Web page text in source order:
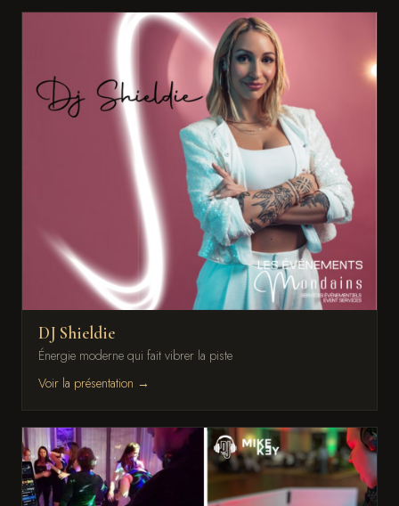
DJ Shieldie
Énergie moderne qui fait vibrer la piste
Voir la présentation →